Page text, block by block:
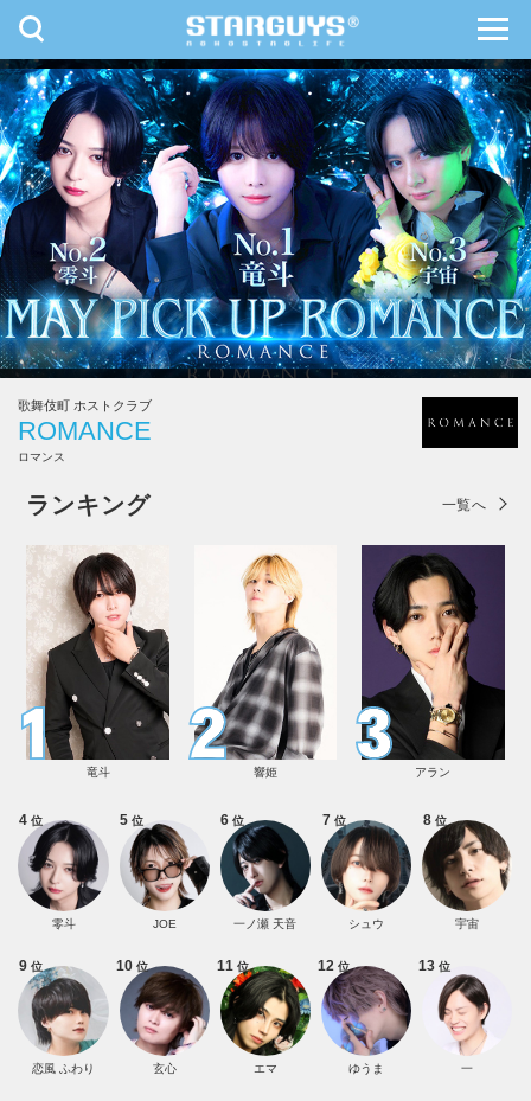
九州・沖縄 北海道・東北
toggle
navigation
歌舞伎町 ホストクラブ
ROMANCE
ロマンス
ランキング 一覧へ
竜斗 響姫 アラン
4 位
零斗
5 位
JOE
6 位
一ノ瀬 天音
7 位
シュウ
8位
宇宙
9 位
恋風 ふわり
10位
玄心
11 位
エマ
12 位
ゆうま
13 位
一